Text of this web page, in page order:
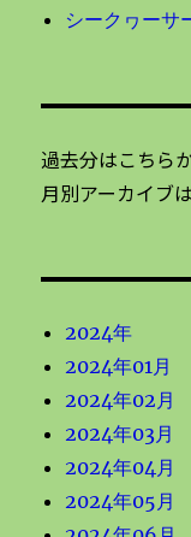
シークヮーサ
過去分はこちら
月別アーカイブ
2024年
2024年01月
2024年02月
2024年03月
2024年04月
2024年05月